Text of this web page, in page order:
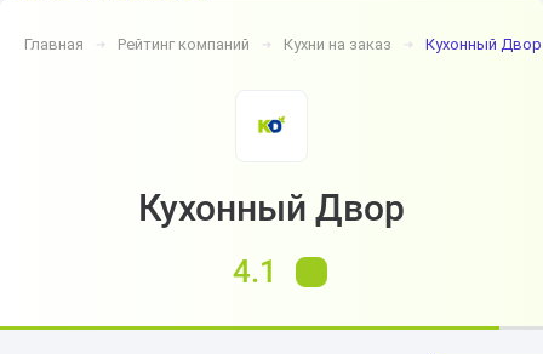
Главная ➔ Рейтинг компаний ➔ Кухни на заказ ➔ Кухонный Двор
Кухонный Двор
4.1